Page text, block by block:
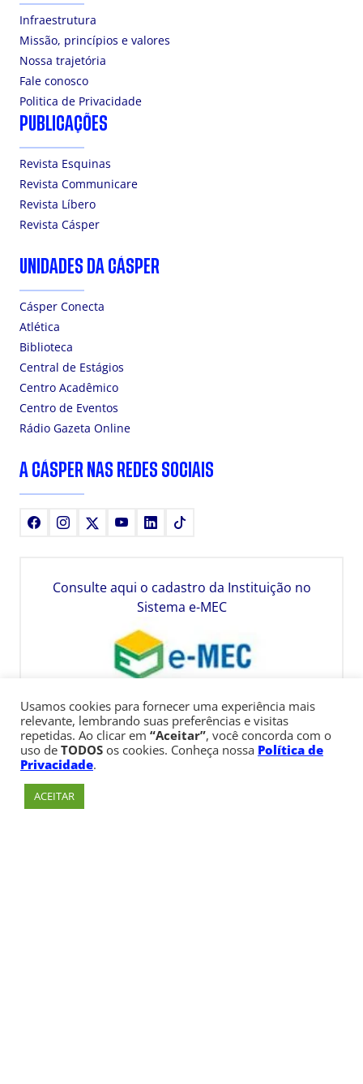
Infraestrutura
Missão, princípios e valores
Nossa trajetória
Fale conosco
Politica de Privacidade
PUBLICAÇÕES
Revista Esquinas
Revista Communicare
Revista Líbero
Revista Cásper
UNIDADES DA CÁSPER
Cásper Conecta
Atlética
Biblioteca
Central de Estágios
Centro Acadêmico
Centro de Eventos
Rádio Gazeta Online
A CÁSPER NAS REDES SOCIAIS
FacebookInstagram YoutubeLinkedIn
Consulte aqui o cadastro da Instituição no
Sistema e-MEC
Usamos cookies para fornecer uma experiência mais
relevante, lembrando suas preferências e visitas
repetidas. Ao clicar em “Aceitar”, você concorda com o
uso de TODOS os cookies. Conheça nossa Política de
Privacidade.
ACEITAR